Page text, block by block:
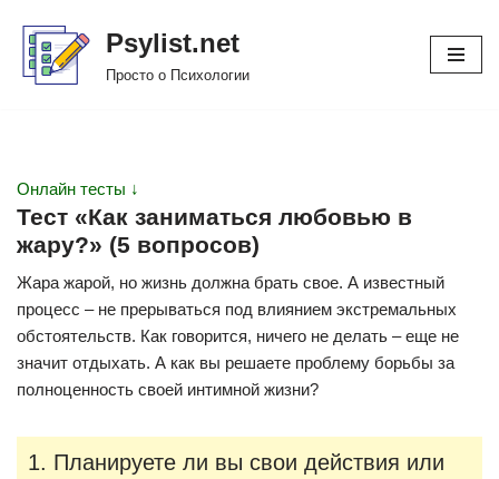
Перейти
Psylist.net
Просто о Психологии
Онлайн тесты ↓
Тест «Как заниматься любовью в
жару?» (5 вопросов)
Жара жарой, но жизнь должна брать свое. А известный
процесс – не прерываться под влиянием экстремальных
обстоятельств. Как говорится, ничего не делать – еще не
значит отдыхать. А как вы решаете проблему борьбы за
полноценность своей интимной жизни?
1. Планируете ли вы свои действия или